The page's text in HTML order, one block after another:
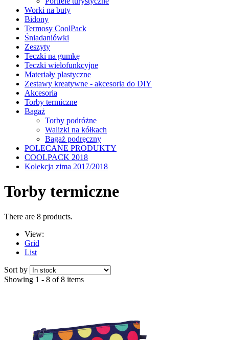
Worki na buty
Bidony
Termosy CoolPack
Śniadaniówki
Zeszyty
Teczki na gumkę
Teczki wielofunkcyjne
Materiały plastyczne
Zestawy kreatywne - akcesoria do DIY
Akcesoria
Torby termiczne
Bagaż
Torby podróżne
Walizki na kółkach
Bagaż podręczny
POLECANE PRODUKTY
COOLPACK 2018
Kolekcja zima 2017/2018
Torby termiczne
There are 8 products.
View:
Grid
List
Sort by
Showing 1 - 8 of 8 items